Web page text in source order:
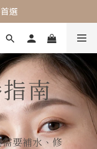
專家
選
專家
南
要補水、修